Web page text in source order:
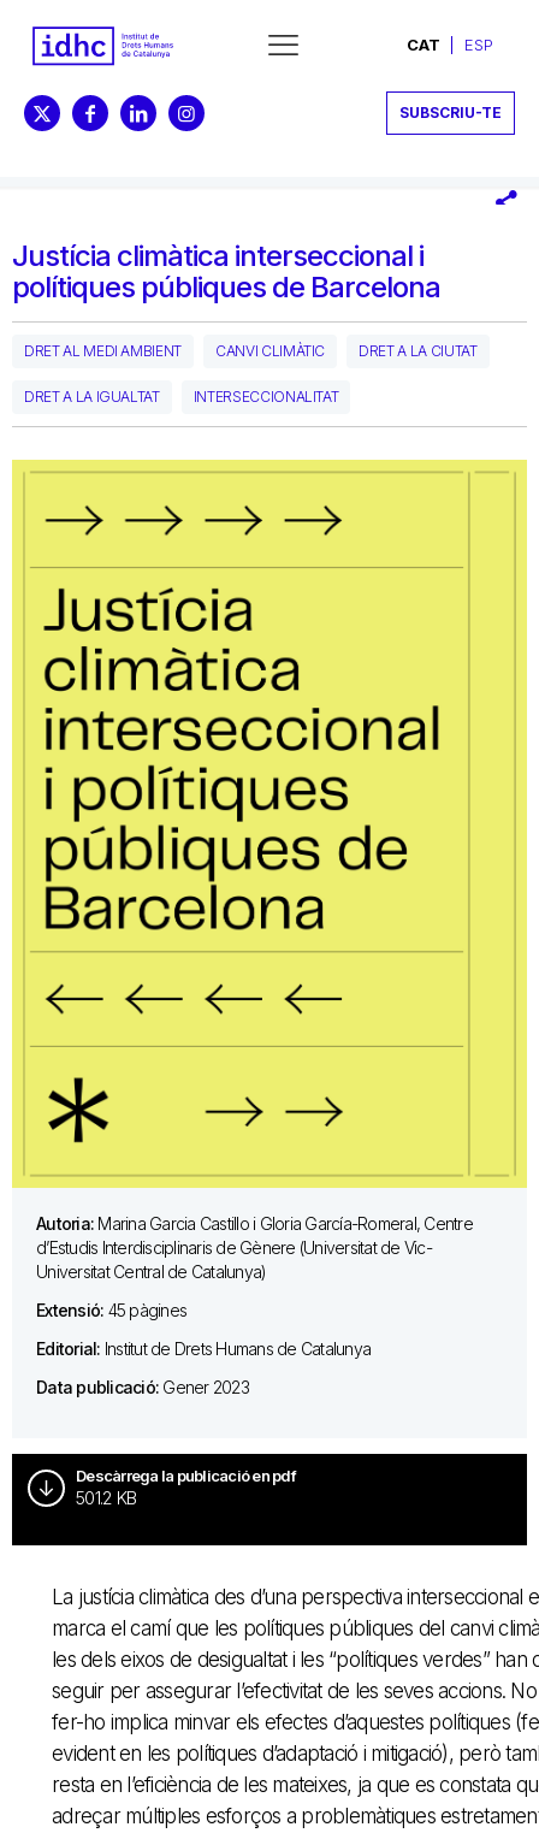
CAT ESP
SUBSCRIU-TE
Justícia climàtica interseccional i
polítiques públiques de Barcelona
DRET AL MEDI AMBIENT CANVI CLIMÀTIC DRET A LA CIUTAT
DRET A LA IGUALTAT INTERSECCIONALITAT
Autoria: Marina Garcia Castillo i Gloria García-Romeral, Centre
d’Estudis Interdisciplinaris de Gènere (Universitat de Vic-
Universitat Central de Catalunya)
Extensió: 45 pàgines
Editorial: Institut de Drets Humans de Catalunya
Data publicació: Gener 2023
Descàrrega la publicació en pdf
501.2 KB
La justícia climàtica des d’una perspectiva interseccional
marca el camí que les polítiques públiques del canvi
les dels eixos de desigualtat i les “polítiques verdes” han
seguir per assegurar l’efectivitat de les seves accions. No
fer-ho implica minvar els efectes d’aquestes polítiques
evident en les polítiques d’adaptació i mitigació), però
resta en l’eficiència de les mateixes, ja que es constata
adreçar múltiples esforços a problemàtiques